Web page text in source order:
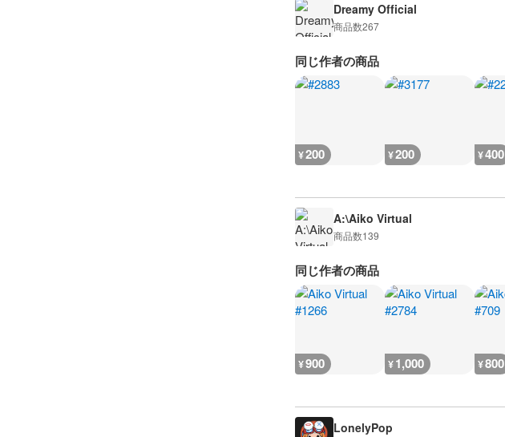
Dreamy Official
商品数267
同じ作者の商品
¥200 ¥200 ¥400
A:\Aiko Virtual
商品数139
同じ作者の商品
¥900 ¥1,000 ¥800
LonelyPop